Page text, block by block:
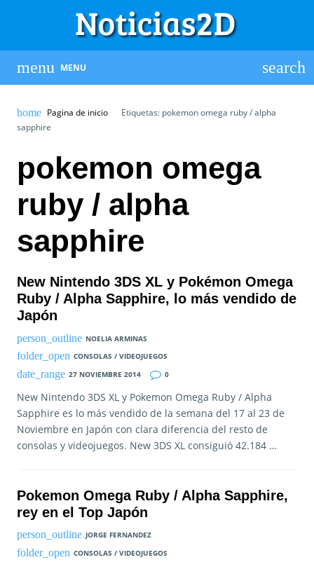
MENU
Pagina de inicio
Etiquetas: pokemon omega ruby / alpha
sapphire
pokemon omega
ruby / alpha
sapphire
New Nintendo 3DS XL y Pokémon Omega
Ruby / Alpha Sapphire, lo más vendido de
Japón
NOELIA ARMINAS
CONSOLAS / VIDEOJUEGOS
27 NOVIEMBRE 2014
0
New Nintendo 3DS XL y Pokemon Omega Ruby / Alpha
Sapphire es lo más vendido de la semana del 17 al 23 de
Noviembre en Japón con clara diferencia del resto de
consolas y videojuegos. New 3DS XL consiguió 42.184 …
Pokemon Omega Ruby / Alpha Sapphire,
rey en el Top Japón
JORGE FERNANDEZ
CONSOLAS / VIDEOJUEGOS